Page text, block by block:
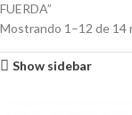
FUERDA”
Mostrando 1–12 de 14
Show sidebar